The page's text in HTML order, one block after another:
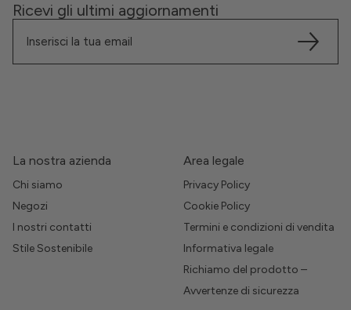
Ricevi gli ultimi aggiornamenti
La nostra azienda
Chi siamo
Negozi
I nostri contatti
Stile Sostenibile
Area legale
Privacy Policy
Cookie Policy
Termini e condizioni di vendita
Informativa legale
Richiamo del prodotto –
Avvertenze di sicurezza